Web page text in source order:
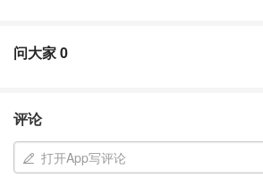
问大家0
评论
打开App写评论